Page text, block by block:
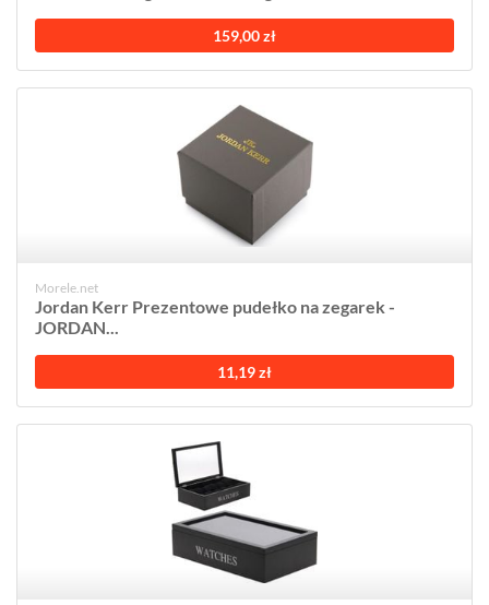
159,00 zł
Morele.net
Jordan Kerr Prezentowe pudełko na zegarek -
JORDAN...
11,19 zł